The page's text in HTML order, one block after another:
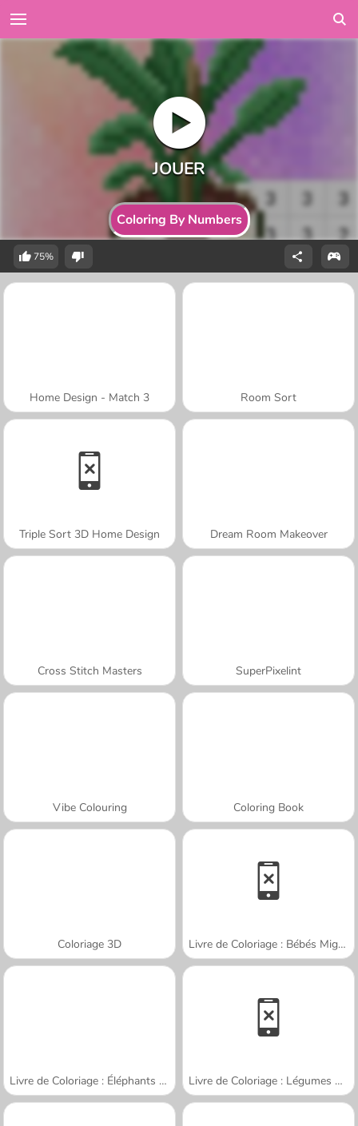
Coloring By Numbers
75%
Home Design - Match 3 Room Sort
Triple Sort 3D Home Design Dream Room Makeover
Cross Stitch Masters SuperPixelint
Vibe Colouring Coloring Book
Coloriage 3D Livre de Coloriage : Bébés Mignons
Livre de Coloriage : Éléphants Dessinés Livre de Coloriage : Légumes Dessinés